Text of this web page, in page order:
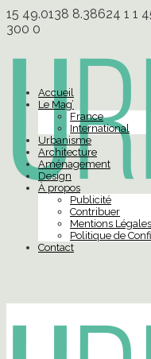
15 49.0138 8.38624 1 1
300 0
Accueil
Le Mag’
France
International
Urbanisme
Architecture
Aménagement
Design
À propos
Publicité
Contribuer
Mentions
Politique de
Contact